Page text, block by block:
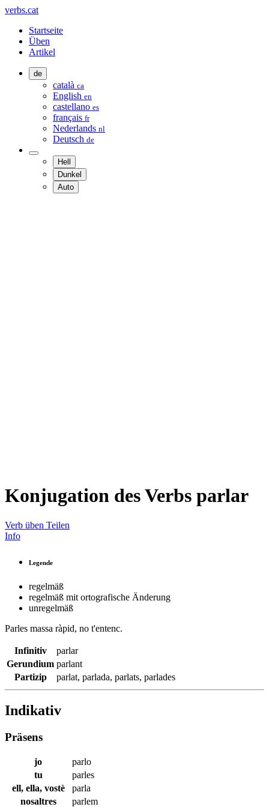
verbs.cat
Startseite
Üben
Artikel
de
català ca
English en
castellano es
français fr
Nederlands nl
Deutsch de
Hell
Dunkel
Auto
Konjugation des Verbs parlar
Verb üben Teilen
Info
Legende
regelmäß
regelmäß mit ortografische Änderung
unregelmäß
Parles massa ràpid, no t'entenc.
Infinitiv
parlar
Gerundium parlant
Partizip
parlat, parlada, parlats, parlades
Indikativ
Präsens
jo
parlo
tu
parles
ell, ella, vostè
parla
nosaltres
parlem